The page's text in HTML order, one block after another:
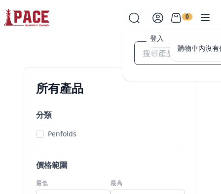
登入
0
購物車內沒
所有產品
分類
Penfolds
價格範圍
最低 最高